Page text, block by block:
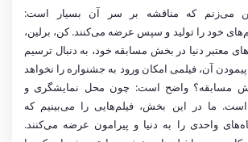
می‌زنم که مناقشه بر سر آن بسیار است:
خود را تولید و سپس عرضه می‌کنند. کن، برلین،
معتبر دنیا در بخش مسابقه خود، به دنبال ترسیم
آن، فیلمی امکان ورود به جشنواره را نخواهد
مسابقه؟ واضح است: چون محل نمایشگری و
ما در این بخش، فیلم‌هایی را می‌بینیم که
واحدی را به دنیا و پیرامون عرضه می‌کنند.